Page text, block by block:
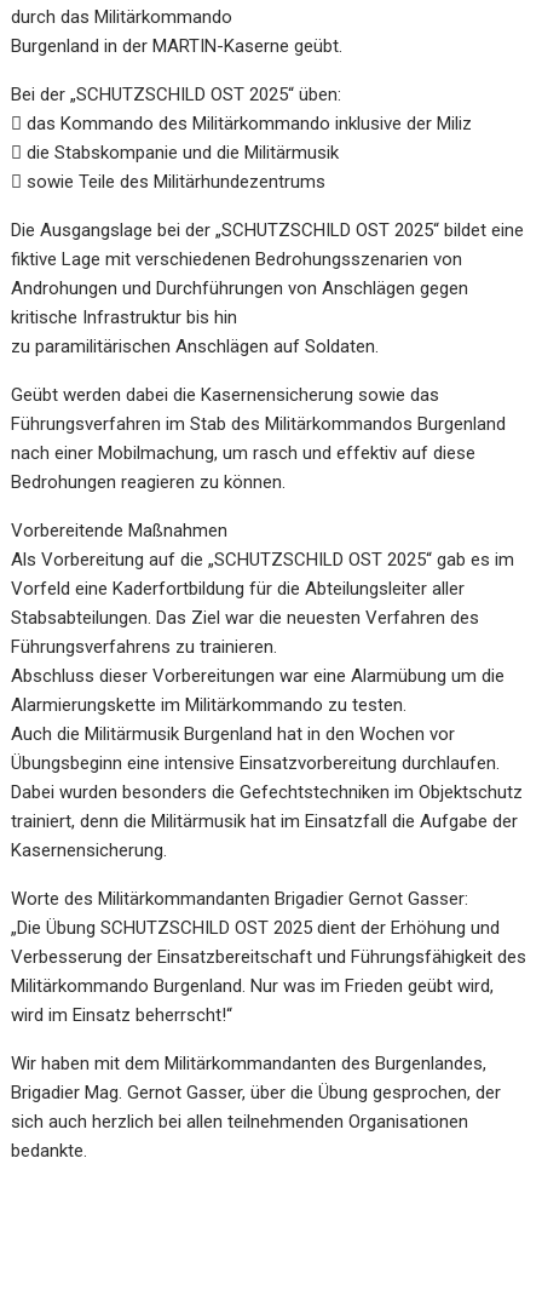
durch das Militärkommando
Burgenland in der MARTIN-Kaserne geübt.
Bei der „SCHUTZSCHILD OST 2025“ üben:
 das Kommando des Militärkommando inklusive der Miliz
 die Stabskompanie und die Militärmusik
 sowie Teile des Militärhundezentrums
Die Ausgangslage bei der „SCHUTZSCHILD OST 2025“ bildet eine
fiktive Lage mit verschiedenen Bedrohungsszenarien von
Androhungen und Durchführungen von Anschlägen gegen
kritische Infrastruktur bis hin
zu paramilitärischen Anschlägen auf Soldaten.
Geübt werden dabei die Kasernensicherung sowie das
Führungsverfahren im Stab des Militärkommandos Burgenland
nach einer Mobilmachung, um rasch und effektiv auf diese
Bedrohungen reagieren zu können.
Vorbereitende Maßnahmen
Als Vorbereitung auf die „SCHUTZSCHILD OST 2025“ gab es im
Vorfeld eine Kaderfortbildung für die Abteilungsleiter aller
Stabsabteilungen. Das Ziel war die neuesten Verfahren des
Führungsverfahrens zu trainieren.
Abschluss dieser Vorbereitungen war eine Alarmübung um die
Alarmierungskette im Militärkommando zu testen.
Auch die Militärmusik Burgenland hat in den Wochen vor
Übungsbeginn eine intensive Einsatzvorbereitung durchlaufen.
Dabei wurden besonders die Gefechtstechniken im Objektschutz
trainiert, denn die Militärmusik hat im Einsatzfall die Aufgabe der
Kasernensicherung.
Worte des Militärkommandanten Brigadier Gernot Gasser:
„Die Übung SCHUTZSCHILD OST 2025 dient der Erhöhung und
Verbesserung der Einsatzbereitschaft und Führungsfähigkeit des
Militärkommando Burgenland. Nur was im Frieden geübt wird,
wird im Einsatz beherrscht!“
Wir haben mit dem Militärkommandanten des Burgenlandes,
Brigadier Mag. Gernot Gasser, über die Übung gesprochen, der
sich auch herzlich bei allen teilnehmenden Organisationen
bedankte.